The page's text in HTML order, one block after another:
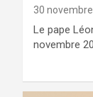
30
Le pape
novembre